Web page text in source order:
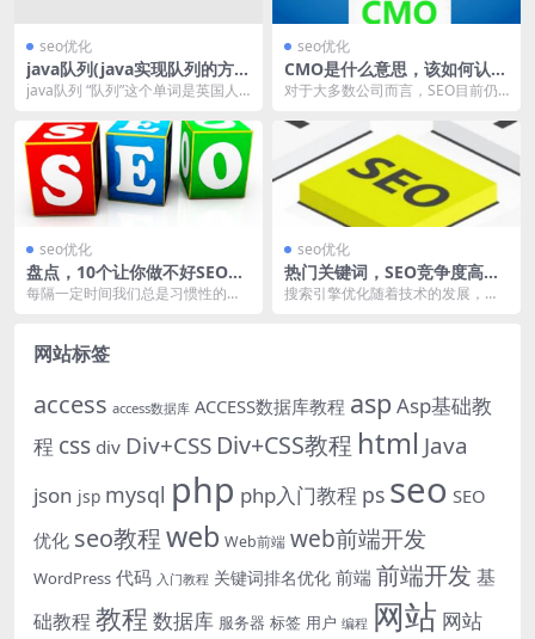
seo优化
java队列(java实现队列的方
法)
java队列 “队列”这个单词是英国人
站到一...
seo优化
CMO是什么意思，该如何认知
SEO？
对于大多数公司而言，SEO目前仍
工作，但对于一些具...
seo优化
盘点，10个让你做不好SEO的
屏障，怎么办？
每隔一定时间我们总是习惯性的去
seo优化
热门关键词，SEO竞争度高的
词，该如何优化？
搜索引擎优化随着技术的发展，逐
网站标签
access access数据库 ACCESS数据库教程 asp Asp基础教
程 css div Div+CSS Div+CSS教程 html Java
json jsp mysql php php入门教程 ps seo SEO
优化 seo教程web Web前端 web前端开发
WordPress 代码 入门教程 关键词排名优化 前端 前端开发 基
础教程 教程 数据库 服务器 标签 用户 编程 网站 网站